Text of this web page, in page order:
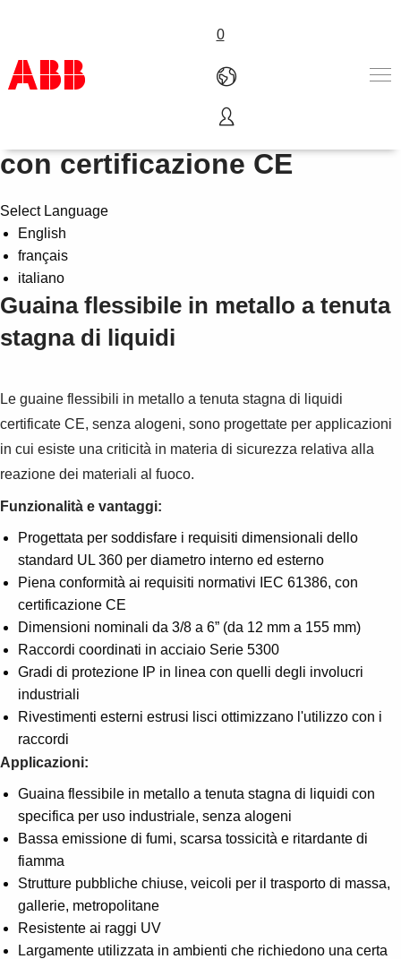
0
Prodotti e Soluzioni
Industrie e Utility
Chi siamo
Dove acquistare
Contattaci
Lavorare in ABB
Suggestions
Products
Tipo LTZE - senza alogeni,
con certificazione CE
Select Language
English
français
italiano
Guaina flessibile in metallo a tenuta
stagna di liquidi
Le guaine flessibili in metallo a tenuta stagna di liquidi
certificate CE, senza alogeni, sono progettate per applicazioni
in cui esiste una criticità in materia di sicurezza relativa alla
reazione dei materiali al fuoco.
Funzionalità e vantaggi:
Progettata per soddisfare i requisiti dimensionali dello
standard UL 360 per diametro interno ed esterno
Piena conformità ai requisiti normativi IEC 61386, con
certificazione CE
Dimensioni nominali da 3/8 a 6” (da 12 mm a 155 mm)
Raccordi coordinati in acciaio Serie 5300
Gradi di protezione IP in linea con quelli degli involucri
industriali
Rivestimenti esterni estrusi lisci ottimizzano l'utilizzo con i
raccordi
Applicazioni:
Guaina flessibile in metallo a tenuta stagna di liquidi con
specifica per uso industriale, senza alogeni
Bassa emissione di fumi, scarsa tossicità e ritardante di
fiamma
Strutture pubbliche chiuse, veicoli per il trasporto di massa,
gallerie, metropolitane
Resistente ai raggi UV
Largamente utilizzata in ambienti che richiedono una certa